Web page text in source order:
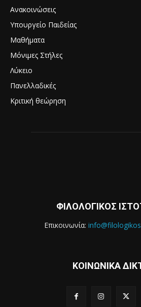
Ανακοινώσεις
Υπουργείο Παιδείας
Μαθήματα
Μόνιμες Στήλες
Λύκειο
Πανελλαδικές
Κριτική θεώρηση
ΦΙΛΟΛΟΓΙΚΟΣ
Επικοινωνία:
ΚΟΙΝΩΝΙΚΑ